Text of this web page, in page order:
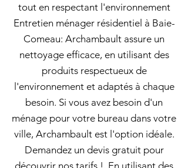
tout en respectant l'environnement
Entretien ménager résidentiel à Baie-
Comeau: Archambault assure un
nettoyage efficace, en utilisant des
produits respectueux de
l'environnement et adaptés à chaque
besoin. Si vous avez besoin d'un
ménage pour votre bureau dans votre
ville, Archambault est l'option idéale.
Demandez un devis gratuit pour
découvrir nos tarifs !. En utilisant des